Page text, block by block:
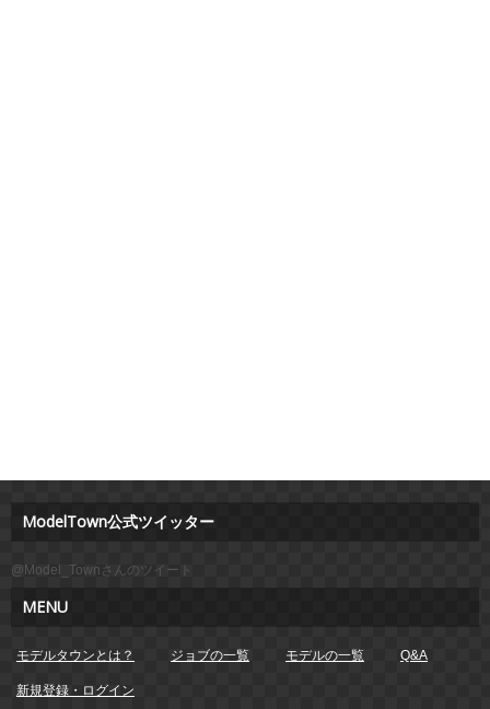
ModelTown公式ツイッター
@Model_Townさんのツイート
MENU
モデルタウンとは？ ジョブの一覧 モデルの一覧 Q&A
新規登録・ログイン